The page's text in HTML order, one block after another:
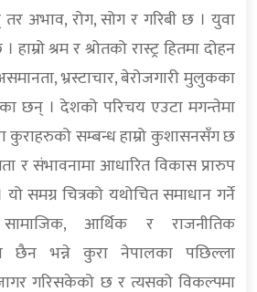
तर अभाव, रोग, सोग र गरिबी छ । युवा
श्रम र श्रोतको रास्ट्र हितमा दोहन
भ्रस्टाचार, बेरोजगारी मुलुकका
छन् । देशको परिचय एउटा मगन्तेमा
कुराहरुको सम्बन्ध हाम्रो कुशासनसँग छ
संभावनामा आधारित विकास प्रारुप
समग्र चित्रको यथोचित समाधान गर्ने
आर्थिक र राजनीतिक
छैन भन्ने कुरा नेपालका पछिल्ला
गरिसकेको छ र त्यसको विकल्पमा